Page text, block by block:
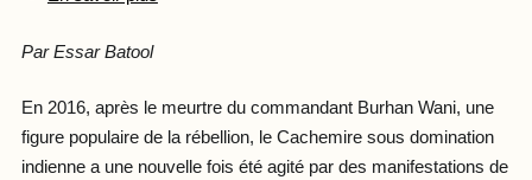
Par Essar Batool
En 2016, après le meurtre du commandant Burhan Wani, une
figure populaire de la rébellion, le Cachemire sous domination
indienne a une nouvelle fois été agité par des manifestations de